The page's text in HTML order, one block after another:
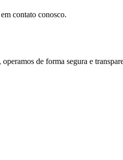
contato conosco.
de forma segura e